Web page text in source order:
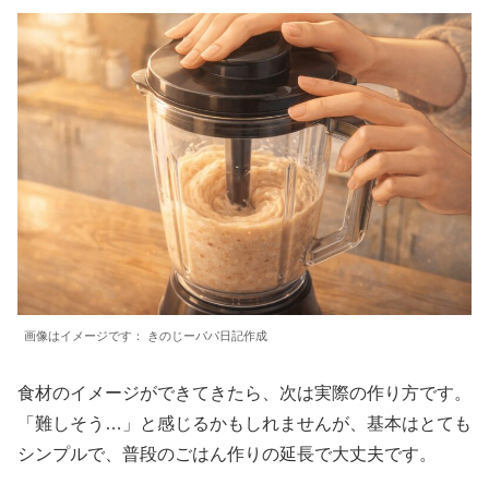
画像はイメージです： きのじーパパ日記作成
食材のイメージができてきたら、次は実際の作り方です。
「難しそう…」と感じるかもしれませんが、基本はとても
シンプルで、普段のごはん作りの延長で大丈夫です。